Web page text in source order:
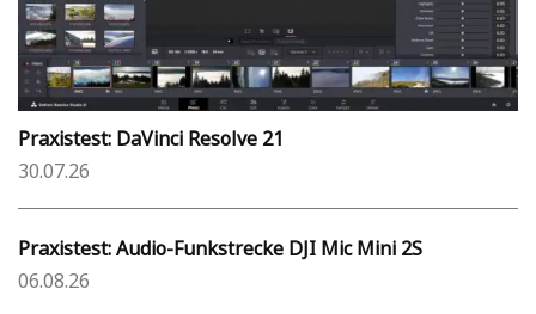
Praxistest: DaVinci Resolve 21
30.07.26
Praxistest: Audio-Funkstrecke DJI Mic Mini 2S
06.08.26